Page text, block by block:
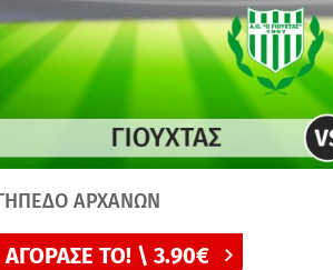
ΑΡΧΑΝΩΝ
ΑΓΟΡΑΣΕ ΤΟ! \ 3.90€